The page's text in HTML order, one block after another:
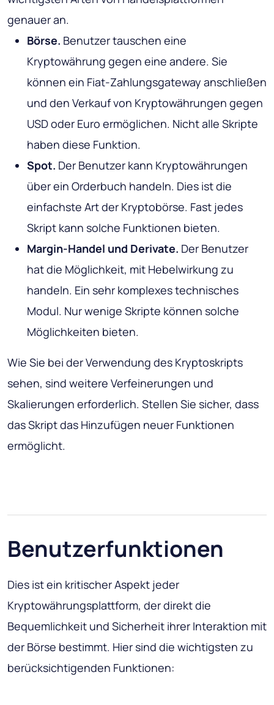
genauer an.
Börse. Benutzer tauschen eine
Kryptowährung gegen eine andere. Sie
können ein Fiat-Zahlungsgateway anschließen
und den Verkauf von Kryptowährungen gegen
USD oder Euro ermöglichen. Nicht alle Skripte
haben diese Funktion.
Spot. Der Benutzer kann Kryptowährungen
über ein Orderbuch handeln. Dies ist die
einfachste Art der Kryptobörse. Fast jedes
Skript kann solche Funktionen bieten.
Margin-Handel und Derivate. Der Benutzer
hat die Möglichkeit, mit Hebelwirkung zu
handeln. Ein sehr komplexes technisches
Modul. Nur wenige Skripte können solche
Möglichkeiten bieten.
Wie Sie bei der Verwendung des Kryptoskripts
sehen, sind weitere Verfeinerungen und
Skalierungen erforderlich. Stellen Sie sicher, dass
das Skript das Hinzufügen neuer Funktionen
ermöglicht.
Benutzerfunktionen
Dies ist ein kritischer Aspekt jeder
Kryptowährungsplattform, der direkt die
Bequemlichkeit und Sicherheit ihrer Interaktion mit
der Börse bestimmt. Hier sind die wichtigsten zu
berücksichtigenden Funktionen: